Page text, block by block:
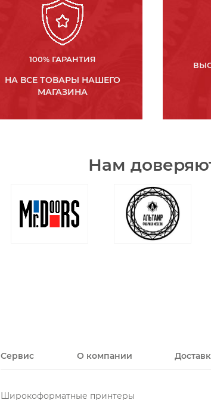
100% ГАРАНТИЯ
НА ВСЕ ТОВАРЫ НАШЕГО
МАГАЗИНА
Нам
Сервис О компании
Широкоформатные принтеры